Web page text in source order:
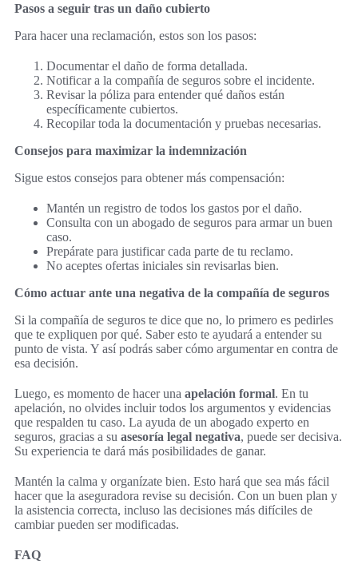
Pasos a seguir tras un daño cubierto
Para hacer una reclamación, estos son los pasos:
Documentar el daño de forma detallada.
Notificar a la compañía de seguros sobre el incidente.
Revisar la póliza para entender qué daños están
específicamente cubiertos.
Recopilar toda la documentación y pruebas necesarias.
Consejos para maximizar la indemnización
Sigue estos consejos para obtener más compensación:
Mantén un registro de todos los gastos por el daño.
Consulta con un abogado de seguros para armar un buen
caso.
Prepárate para justificar cada parte de tu reclamo.
No aceptes ofertas iniciales sin revisarlas bien.
Cómo actuar ante una negativa de la compañía de seguros
Si la compañía de seguros te dice que no, lo primero es pedirles
que te expliquen por qué. Saber esto te ayudará a entender su
punto de vista. Y así podrás saber cómo argumentar en contra de
esa decisión.
Luego, es momento de hacer una apelación formal. En tu
apelación, no olvides incluir todos los argumentos y evidencias
que respalden tu caso. La ayuda de un abogado experto en
seguros, gracias a su asesoría legal negativa, puede ser decisiva.
Su experiencia te dará más posibilidades de ganar.
Mantén la calma y organízate bien. Esto hará que sea más fácil
hacer que la aseguradora revise su decisión. Con un buen plan y
la asistencia correcta, incluso las decisiones más difíciles de
cambiar pueden ser modificadas.
FAQ